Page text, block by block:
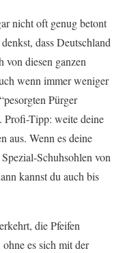
nicht oft genug betont
dass Deutschland
von diesen ganzen
wenn immer weniger
Pürger
Profi-Tipp: weite deine
aus. Wenn es deine
Schuhsohlen von
kannst du auch bis
die Pfeifen
es sich mit der